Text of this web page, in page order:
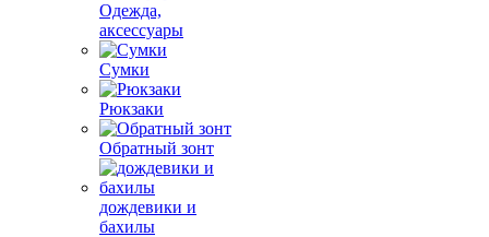
Одежда,
аксессуары
Сумки
Рюкзаки
Обратный зонт
дождевики и
бахилы